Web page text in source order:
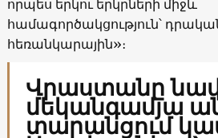
որպես երկու երկրների միջև
համագործակցություն՝
հեռանկարային»։
Վրաստանը
մեկանգամյա
տարանցում